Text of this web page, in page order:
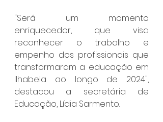
"Será um momento
enriquecedor, que visa
reconhecer o trabalho e
empenho dos profissionais que
transformaram a educação em
Ilhabela ao longo de 2024",
destacou a secretária de
Educação, Lídia Sarmento.